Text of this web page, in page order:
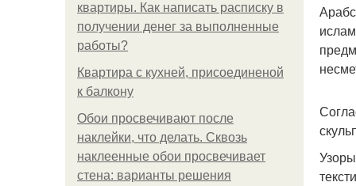
квартиры. Как написать расписку в
получении денег за выполненные
работы?
Квартира с кухней, присоединеной
к балкону
Обои просвечивают после
наклейки, что делать. Сквозь
наклеенные обои просвечивает
стена: варианты решения